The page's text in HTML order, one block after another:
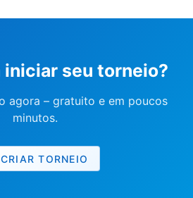
iniciar seu torneio?
agora – gratuito e em poucos
minutos.
CRIAR TORNEIO